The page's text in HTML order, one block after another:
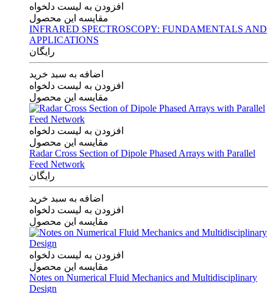
افزودن به لیست دلخواه
مقایسه این محصول
INFRARED SPECTROSCOPY: FUNDAMENTALS AND
APPLICATIONS
رایگان
اضافه به سبد خرید
افزودن به لیست دلخواه
مقایسه این محصول
افزودن به لیست دلخواه
مقایسه این محصول
Radar Cross Section of Dipole Phased Arrays with Parallel
Feed Network
رایگان
اضافه به سبد خرید
افزودن به لیست دلخواه
مقایسه این محصول
افزودن به لیست دلخواه
مقایسه این محصول
Notes on Numerical Fluid Mechanics and Multidisciplinary
Design